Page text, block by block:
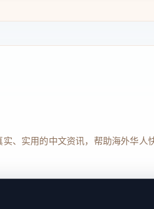
、实用的中文资讯，帮助海外华人